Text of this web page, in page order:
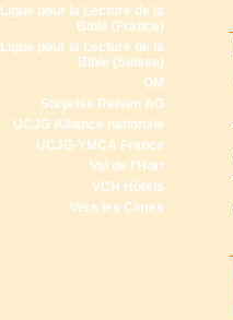
Ligue pour la Lecture de la
Bible (France)
Ligue pour la Lecture de la
Bible (Suisse)
OM
Surprise Reisen AG
UCJG Alliance nationale
UCJG-YMCA France
Val de l'Hort
VCH Hôtels
Vers les Cimes